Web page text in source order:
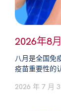
2026年8
八月是全国免
疫苗重要性的
2026 年 7 月